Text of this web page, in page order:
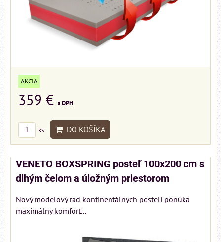
AKCIA
359 € s DPH
ks DO KOŠÍKA
VENETO BOXSPRING posteľ 100x200 cm s
dlhým čelom a úložným priestorom
Nový modelový rad kontinentálnych postelí ponúka
maximálny komfort...